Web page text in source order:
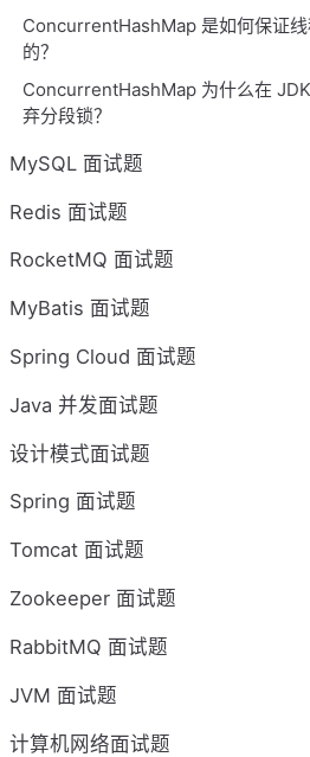
ConcurrentHashMap 是如何保证
的？
ConcurrentHashMap 为什么在
弃分段锁？
MySQL 面试题
Redis 面试题
RocketMQ 面试题
MyBatis 面试题
Spring Cloud 面试题
Java 并发面试题
设计模式面试题
Spring 面试题
Tomcat 面试题
Zookeeper 面试题
RabbitMQ 面试题
JVM 面试题
计算机网络面试题